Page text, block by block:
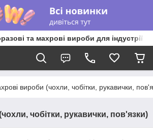
та махрові вироби для індустрії
вироби (чохли, чобітки, рукавички,
чобітки, рукавички, пов'язки)